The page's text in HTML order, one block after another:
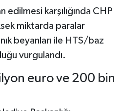
edilmesi karşılığında CHP
miktarda paralar
beyanları ile HTS/baz
vurgulandı.
euro ve 200 bin